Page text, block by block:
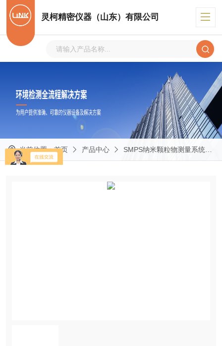
灵柯精密仪器（山东）有限公司
当前位置：首页 产品中心 SMPS纳米颗粒物测量系统